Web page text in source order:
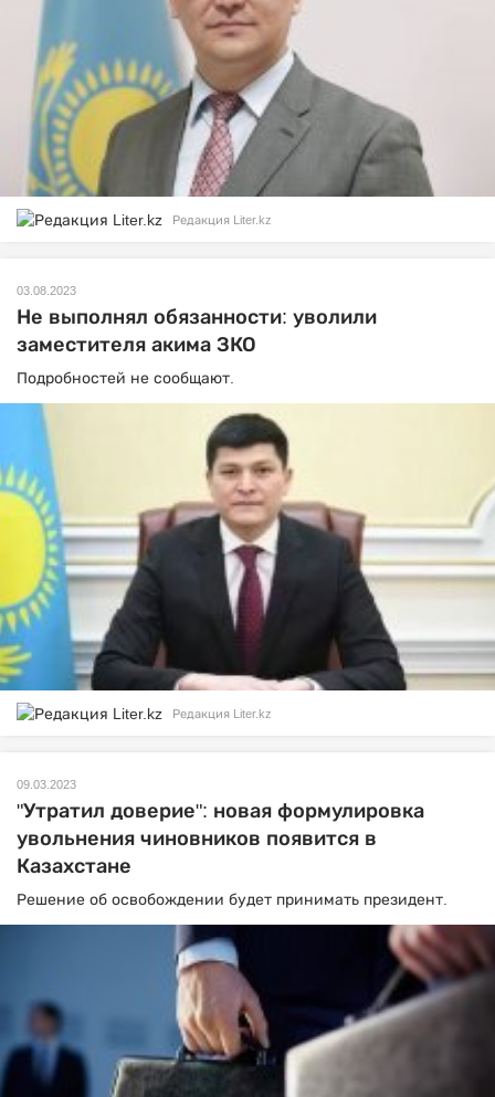
Редакция Liter.kz
03.08.2023
Не выполнял обязанности: уволили
заместителя акима ЗКО
Подробностей не сообщают.
Редакция Liter.kz
09.03.2023
"Утратил доверие": новая формулировка
увольнения чиновников появится в
Казахстане
Решение об освобождении будет принимать президент.